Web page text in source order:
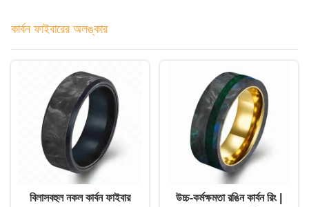
কার্বন ফাইবারের অলঙ্কার
বিলাসবহুল নকল কার্বন ফাইবার
উচ্চ-কর্মক্ষমতা রঙিন কার্বন রিং |